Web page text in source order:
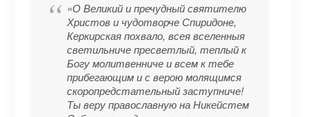
«О Великий и пречудный святителю
Христов и чудотворче Спиридоне,
Керкирская похвало, всея вселенныя
светильниче пресветлый, теплый к
Богу молитвенниче и всем к тебе
прибегающим и с верою молящимся
скоропредстательный заступниче!
Ты веру православную на Никейстем